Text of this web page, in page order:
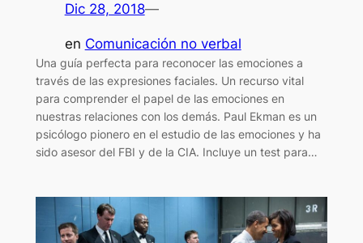
Dic 28, 2018—
en Comunicación no verbal
Una guía perfecta para reconocer las emociones a
través de las expresiones faciales. Un recurso vital
para comprender el papel de las emociones en
nuestras relaciones con los demás. Paul Ekman es un
psicólogo pionero en el estudio de las emociones y ha
sido asesor del FBI y de la CIA. Incluye un test para…